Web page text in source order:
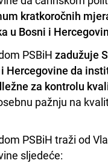
kratkoročnih
u Bosni i
PSBiH zadužuje
Hercegovine da
za kontrolu
pažnju na
PSBiH traži od
sljedeće: